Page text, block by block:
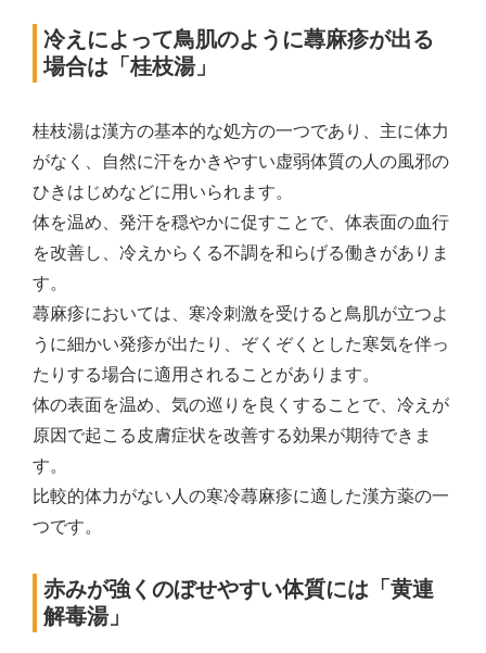
冷えによって鳥肌のように蕁麻疹が出る
場合は「桂枝湯」
桂枝湯は漢方の基本的な処方の一つであり、主に体力
がなく、自然に汗をかきやすい虚弱体質の人の風邪の
ひきはじめなどに用いられます。
体を温め、発汗を穏やかに促すことで、体表面の血行
を改善し、冷えからくる不調を和らげる働きがありま
す。
蕁麻疹においては、寒冷刺激を受けると鳥肌が立つよ
うに細かい発疹が出たり、ぞくぞくとした寒気を伴っ
たりする場合に適用されることがあります。
体の表面を温め、気の巡りを良くすることで、冷えが
原因で起こる皮膚症状を改善する効果が期待できま
す。
比較的体力がない人の寒冷蕁麻疹に適した漢方薬の一
つです。
赤みが強くのぼせやすい体質には「黄連
解毒湯」